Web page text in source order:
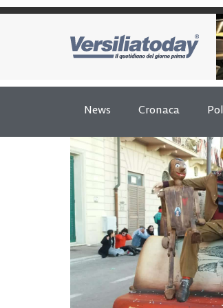
News Cronaca